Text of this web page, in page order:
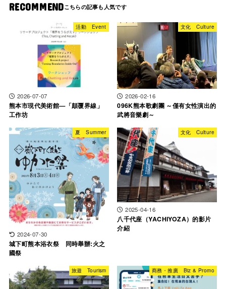
RECOMMEND
活動 Event
2026-07-07
熊本市現代美術館—「顛覆界線」
工作坊
文化 Culture
2026-02-16
096K熊本歌劇團 ～僅有女性演出的
武將音樂劇～
夏 Summer
2024-07-30
城下町熊本浴衣祭 同時舉辦:火之
國祭
文化 Culture
2025-04-16
八千代座（YACHIYOZA）的影片
介紹
旅遊 Tourism 商務・推廣 Biz & Promo